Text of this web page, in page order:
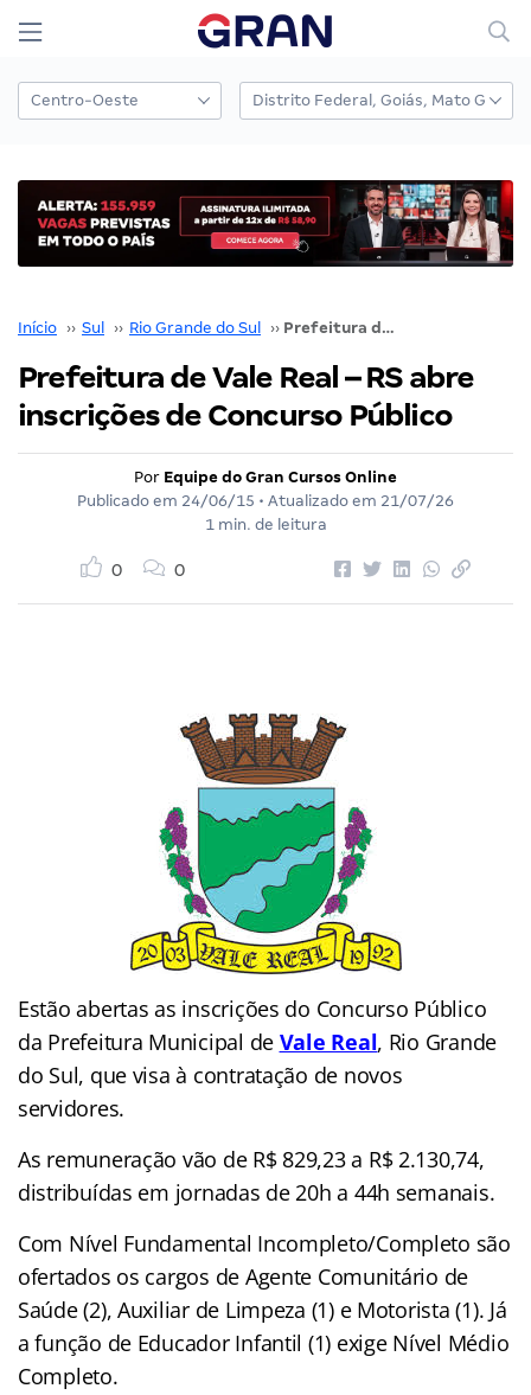
Início ›› Sul ›› Rio Grande do Sul ›› Prefeitura de Vale Real – RS abre inscrições de Concurso Público
Prefeitura de Vale Real – RS abre
inscrições de Concurso Público
Por Equipe do Gran Cursos Online
Publicado em 24/06/15 • Atualizado em 21/07/26
1 min. de leitura
0 0
Estão abertas as inscrições do Concurso Público
da Prefeitura Municipal de Vale Real, Rio Grande
do Sul, que visa à contratação de novos
servidores.
As remuneração vão de R$ 829,23 a R$ 2.130,74,
distribuídas em jornadas de 20h a 44h semanais.
Com Nível Fundamental Incompleto/Completo são
ofertados os cargos de Agente Comunitário de
Saúde (2), Auxiliar de Limpeza (1) e Motorista (1). Já
a função de Educador Infantil (1) exige Nível Médio
Completo.